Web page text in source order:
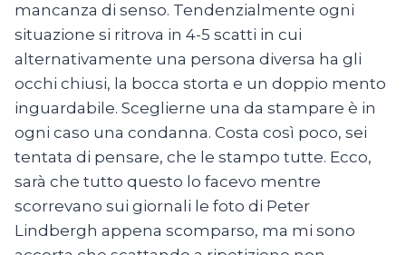
mancanza di senso. Tendenzialmente ogni
situazione si ritrova in 4-5 scatti in cui
alternativamente una persona diversa ha gli
occhi chiusi, la bocca storta e un doppio mento
inguardabile. Sceglierne una da stampare è in
ogni caso una condanna. Costa così poco, sei
tentata di pensare, che le stampo tutte. Ecco,
sarà che tutto questo lo facevo mentre
scorrevano sui giornali le foto di Peter
Lindbergh appena scomparso, ma mi sono